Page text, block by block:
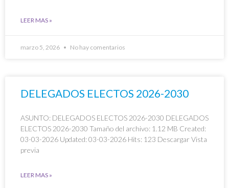
LEER MAS »
marzo 5, 2026 No hay comentarios
DELEGADOS ELECTOS 2026-2030
ASUNTO: DELEGADOS ELECTOS 2026-2030 DELEGADOS
ELECTOS 2026-2030 Tamaño del archivo: 1.12 MB Created:
03-03-2026 Updated: 03-03-2026 Hits: 123 Descargar Vista
previa
LEER MAS »